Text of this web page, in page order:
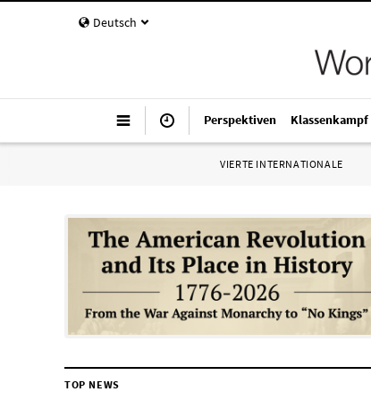
Deutsch
Perspektiven Klassenkampf
VIERTE INTERNATIONALE
TOP NEWS